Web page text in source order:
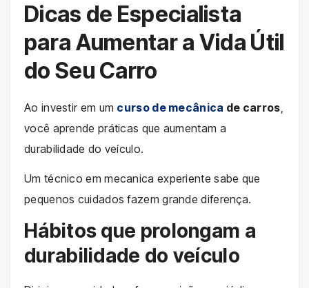
Dicas de Especialista
para Aumentar a Vida Útil
do Seu Carro
Ao investir em um curso de mecânica de carros
você aprende práticas que aumentam a
durabilidade do veículo.
Um técnico em mecanica experiente sabe que
pequenos cuidados fazem grande diferença.
Hábitos que prolongam a
durabilidade do veículo